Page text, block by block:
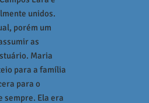
unidos.
porém um
as
Maria
para a família
para o
sempre. Ela era